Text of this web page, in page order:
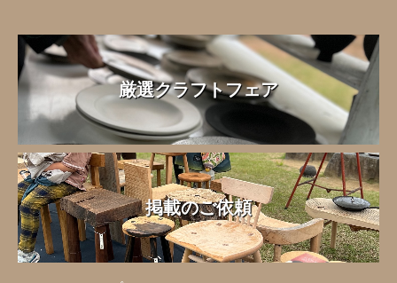
厳選クラフトフェア
掲載のご依頼